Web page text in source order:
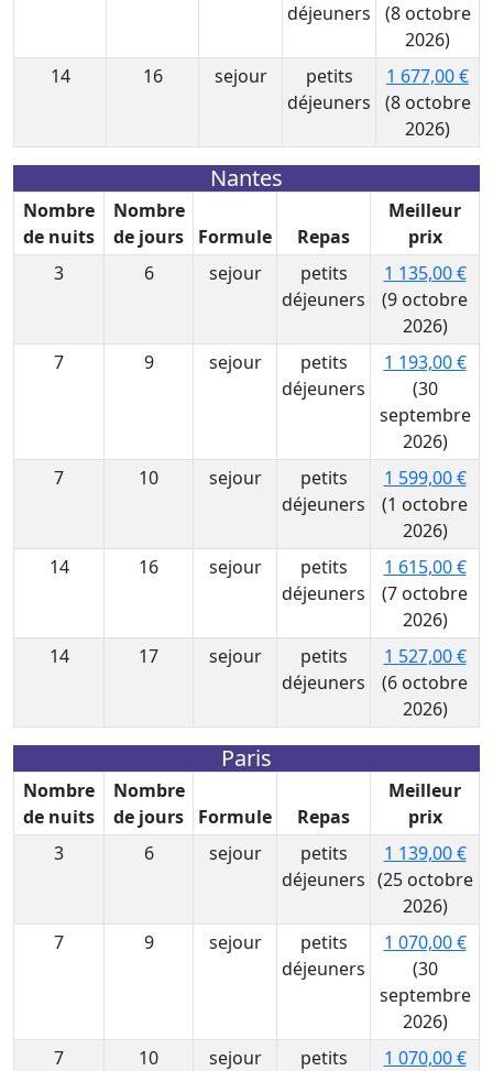
déjeuners
(8 octobre
2026)
14
16 sejour
petits
déjeuners
1 677,00 €
(8 octobre
2026)
Nantes
Nombre
de nuits
Nombre
de jours
Formule Repas
Meilleur
prix
3
6 sejour
petits
déjeuners
1 135,00 €
(9 octobre
2026)
7
9 sejour
petits
déjeuners
1 193,00 €
(30
septembre
2026)
7
10 sejour
petits
déjeuners
1 599,00 €
(1 octobre
2026)
14
16 sejour
petits
déjeuners
1 615,00 €
(7 octobre
2026)
14
17 sejour
petits
déjeuners
1 527,00 €
(6 octobre
2026)
Paris
Nombre
de nuits
Nombre
de jours
Formule Repas
Meilleur
prix
3
6 sejour
petits
déjeuners
1 139,00 €
(25 octobre
2026)
7
9 sejour
petits
déjeuners
1 070,00 €
(30
septembre
2026)
7
10 sejour
petits
1 070,00 €